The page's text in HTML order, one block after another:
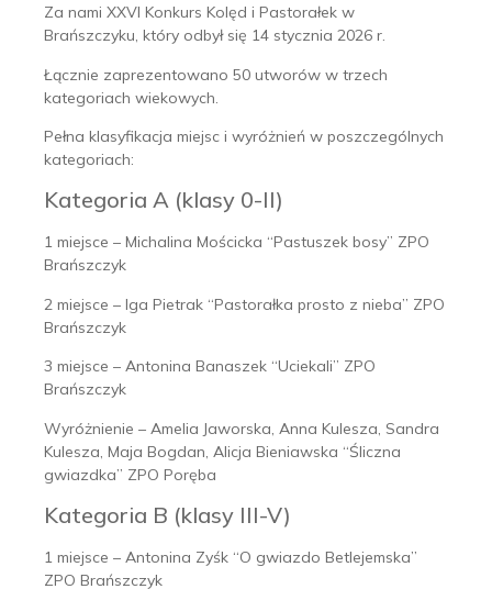
Za nami XXVI Konkurs Kolęd i Pastorałek w
Brańszczyku, który odbył się 14 stycznia 2026 r.
Łącznie zaprezentowano 50 utworów w trzech
kategoriach wiekowych.
Pełna klasyfikacja miejsc i wyróżnień w poszczególnych
kategoriach:
Kategoria A (klasy 0-II)
1 miejsce – Michalina Mościcka “Pastuszek bosy” ZPO
Brańszczyk
2 miejsce – Iga Pietrak “Pastorałka prosto z nieba” ZPO
Brańszczyk
3 miejsce – Antonina Banaszek “Uciekali” ZPO
Brańszczyk
Wyróżnienie – Amelia Jaworska, Anna Kulesza, Sandra
Kulesza, Maja Bogdan, Alicja Bieniawska “Śliczna
gwiazdka” ZPO Poręba
Kategoria B (klasy III-V)
1 miejsce – Antonina Zyśk “O gwiazdo Betlejemska”
ZPO Brańszczyk